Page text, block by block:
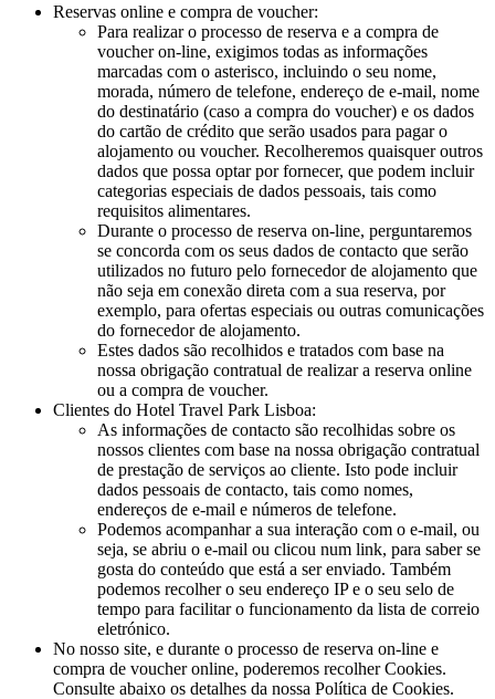
Reservas online e compra de voucher:
Para realizar o processo de reserva e a compra de
voucher on-line, exigimos todas as informações
marcadas com o asterisco, incluindo o seu nome,
morada, número de telefone, endereço de e-mail, nome
do destinatário (caso a compra do voucher) e os dados
do cartão de crédito que serão usados para pagar o
alojamento ou voucher. Recolheremos quaisquer outros
dados que possa optar por fornecer, que podem incluir
categorias especiais de dados pessoais, tais como
requisitos alimentares.
Durante o processo de reserva on-line, perguntaremos
se concorda com os seus dados de contacto que serão
utilizados no futuro pelo fornecedor de alojamento que
não seja em conexão direta com a sua reserva, por
exemplo, para ofertas especiais ou outras comunicações
do fornecedor de alojamento.
Estes dados são recolhidos e tratados com base na
nossa obrigação contratual de realizar a reserva online
ou a compra de voucher.
Clientes do Hotel Travel Park Lisboa:
As informações de contacto são recolhidas sobre os
nossos clientes com base na nossa obrigação contratual
de prestação de serviços ao cliente. Isto pode incluir
dados pessoais de contacto, tais como nomes,
endereços de e-mail e números de telefone.
Podemos acompanhar a sua interação com o e-mail, ou
seja, se abriu o e-mail ou clicou num link, para saber se
gosta do conteúdo que está a ser enviado. Também
podemos recolher o seu endereço IP e o seu selo de
tempo para facilitar o funcionamento da lista de correio
eletrónico.
No nosso site, e durante o processo de reserva on-line e
compra de voucher online, poderemos recolher Cookies.
Consulte abaixo os detalhes da nossa Política de Cookies.